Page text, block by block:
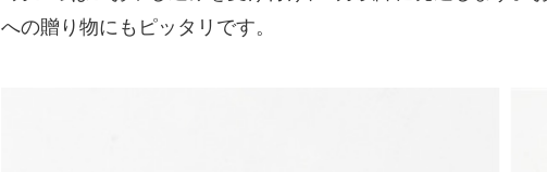
への贈り物にもピッタリです。